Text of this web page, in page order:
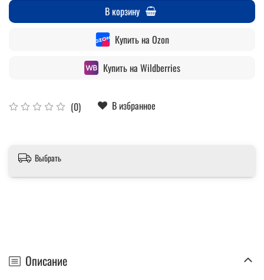
(0) В избранное
В корзину
Купить на Ozon
Купить на Wildberries
Выбрать
Описание